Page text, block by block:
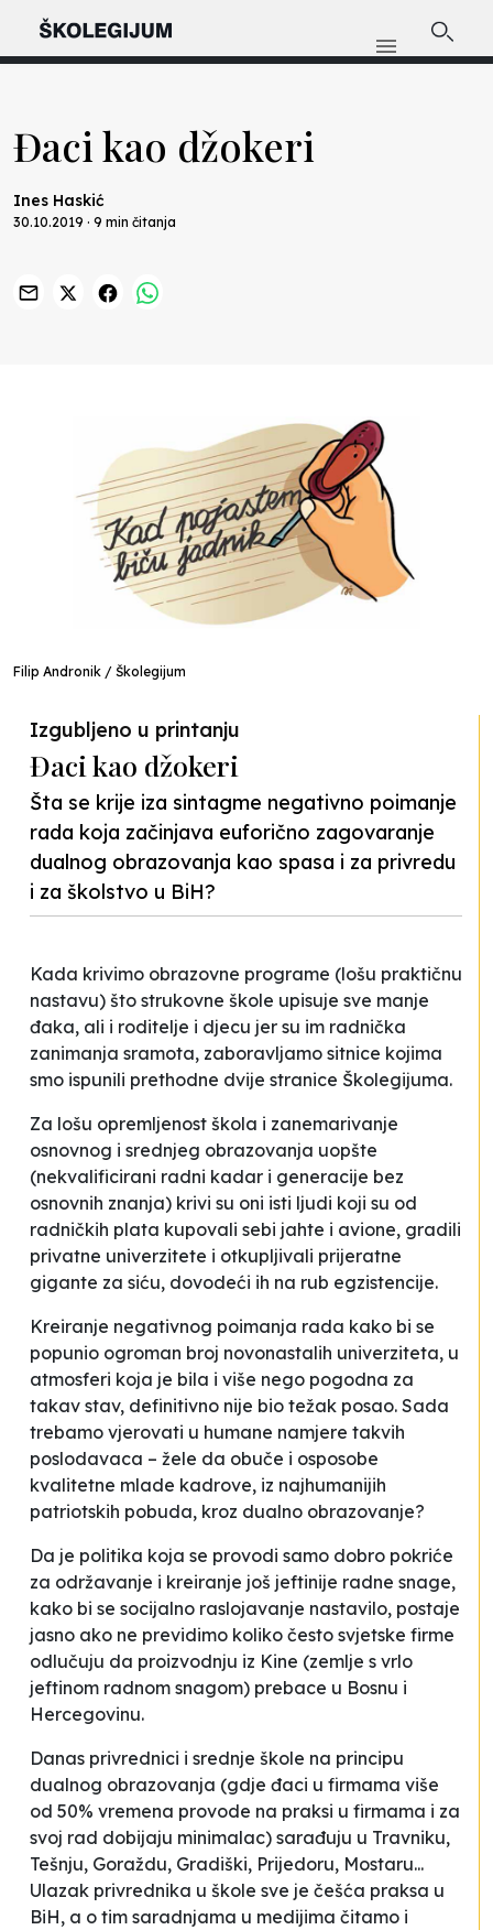
Đaci kao džokeri
Ines Haskić
30.10.2019 · 9 min čitanja
Filip Andronik / Školegijum
Izgubljeno u printanju
Đaci kao džokeri
Šta se krije iza sintagme negativno poimanje
rada koja začinjava euforično zagovaranje
dualnog obrazovanja kao spasa i za privredu
i za školstvo u BiH?
Kada krivimo obrazovne programe (lošu praktičnu
nastavu) što strukovne škole upisuje sve manje
đaka, ali i roditelje i djecu jer su im radnička
zanimanja sramota, zaboravljamo sitnice kojima
smo ispunili prethodne dvije stranice Školegijuma.
Za lošu opremljenost škola i zanemarivanje
osnovnog i srednjeg obrazovanja uopšte
(nekvalificirani radni kadar i generacije bez
osnovnih znanja) krivi su oni isti ljudi koji su od
radničkih plata kupovali sebi jahte i avione, gradili
privatne univerzitete i otkupljivali prijeratne
gigante za siću, dovodeći ih na rub egzistencije.
Kreiranje negativnog poimanja rada kako bi se
popunio ogroman broj novonastalih univerziteta, u
atmosferi koja je bila i više nego pogodna za
takav stav, definitivno nije bio težak posao. Sada
trebamo vjerovati u humane namjere takvih
poslodavaca – žele da obuče i osposobe
kvalitetne mlade kadrove, iz najhumanijih
patriotskih pobuda, kroz dualno obrazovanje?
Da je politika koja se provodi samo dobro pokriće
za održavanje i kreiranje još jeftinije radne snage,
kako bi se socijalno raslojavanje nastavilo, postaje
jasno ako ne previdimo koliko često svjetske firme
odlučuju da proizvodnju iz Kine (zemlje s vrlo
jeftinom radnom snagom) prebace u Bosnu i
Hercegovinu.
Danas privrednici i srednje škole na principu
dualnog obrazovanja (gdje đaci u firmama više
od 50% vremena provode na praksi u firmama i za
svoj rad dobijaju minimalac) sarađuju u Travniku,
Tešnju, Goraždu, Gradiški, Prijedoru, Mostaru...
Ulazak privrednika u škole sve je češća praksa u
BiH, a o tim saradnjama u medijima čitamo i